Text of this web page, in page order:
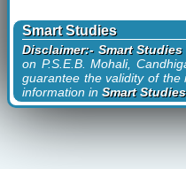
Smart Studies
Disclaimer:- Smart Studies
on P.S.E.B. Mohali,
guarantee the validity of
information in Smart Studies